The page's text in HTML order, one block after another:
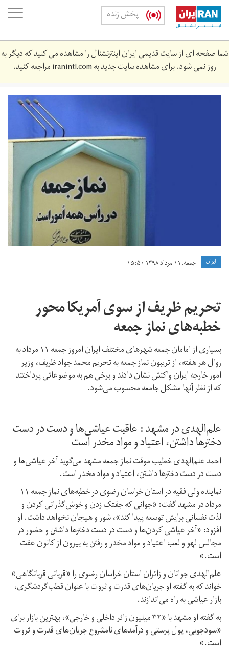
Skip
main
content
پخش زنده
شما صفحه ای از سایت قدیمی ایران اینترنشنال را مشاهده می کنید که دیگر به
روز نمی شود. برای مشاهده سایت جدید بهiranintl.comمراجعه کنید.
نماز
ايران جمعه, ۱۱ مرداد ۱۳۹۸ ۱۵:۵۰
تحریم ظریف از سوی آمریکا محور
خطبه‌های نماز جمعه
بسیاری از امامان جمعه شهرهای مختلف ایران امروز جمعه ۱۱ مرداد به
روال هر هفته، از تریبون نماز جمعه به تحریم‌ محمد جواد ظریف، وزیر
امور خارجه ایران واکنش نشان دادند و برخی هم به موضوعاتی پرداختند
که از نظر آنها مشکل جامعه محسوب می‌شود.
علم‌الهدی در مشهد : عاقبت عیاشی‌ها و دست در دست
دخترها داشتن‌، اعتیاد و مواد مخدر است
احمد علم‌الهدی خطیب موقت نماز جمعه مشهد می‌گوید آخر عیاشی‌ها و
دست در دست دخترها داشتن‌، اعتیاد و مواد مخدر است.
نماینده ولی فقیه در استان خراسان رضوی در خطبه‌های نماز جمعه ۱۱
مرداد در مشهد گفت: «جوانی که جفتک زدن و خوش‌گذرانی کردن و
لذت نفسانی برایش توسعه پیدا کند»، شور و هیجان نخواهد داشت. او
افزود: «آخر عیاشی کردن‌ها و دست در دست دخترها داشتن و حضور در
مجالس لهو و لعب اعتیاد و مواد مخدر و رفتن به بیرون از کانون عفت
است.»
علم‌الهدی جوانان و زائران استان خراسان رضوی را «قربانی قربانگاهی»
خواند که به گفته او جریان‌های قدرت و ثروت با عنوان قطب‌گردشگری،
بازار عیاشی به راه می‌اندازند.
به گفته او مشهد با «۳۲ میلیون زائر داخلی و خارجی»، بهترین بازار برای
«سودجویی، پول پرستی و درآمدهای نامشروع جریان‌های قدرت و ثروت
است.»